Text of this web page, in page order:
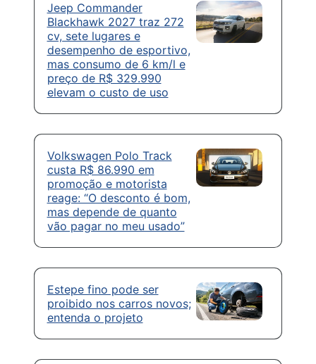
Jeep Commander
Blackhawk 2027 traz 272
cv, sete lugares e
desempenho de esportivo,
mas consumo de 6 km/l e
preço de R$ 329.990
elevam o custo de uso
Volkswagen Polo Track
custa R$ 86.990 em
promoção e motorista
reage: “O desconto é bom,
mas depende de quanto
vão pagar no meu usado”
Estepe fino pode ser
proibido nos carros novos;
entenda o projeto